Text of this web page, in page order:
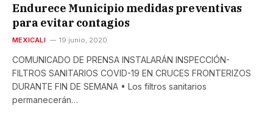
Endurece Municipio medidas preventivas
para evitar contagios
MEXICALI 19 junio, 2020
COMUNICADO DE PRENSA INSTALARÁN INSPECCIÓN-
FILTROS SANITARIOS COVID-19 EN CRUCES FRONTERIZOS
DURANTE FIN DE SEMANA • Los filtros sanitarios
permanecerán…